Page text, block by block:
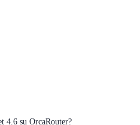
4.6 su OrcaRouter?